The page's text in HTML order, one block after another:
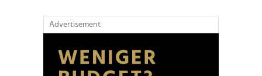
Advertisement